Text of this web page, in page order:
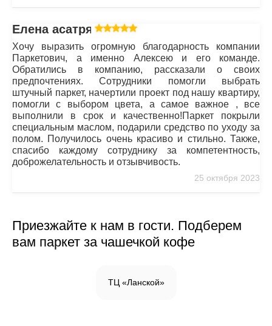
Елена асатрян
Хочу выразить огромную благодарность компании
Паркетович, а именно Алексею и его команде.
Обратились в компанию, рассказали о своих
предпочтениях. Сотрудники помогли выбрать
штучный паркет, начертили проект под нашу квартиру,
помогли с выбором цвета, а самое важное , все
выполнили в срок и качественно!Паркет покрыли
специальным маслом, подарили средство по уходу за
полом. Получилось очень красиво и стильно. Также,
спасибо каждому сотруднику за компетентность,
доброжелательность и отзывчивость.
25 октября 2023
Приезжайте к нам в гости. Подберем
вам паркет за чашечкой кофе
ТЦ «Ланской»